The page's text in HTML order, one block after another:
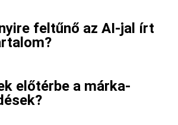
feltűnő az AI-jal írt
előtérbe a márka-